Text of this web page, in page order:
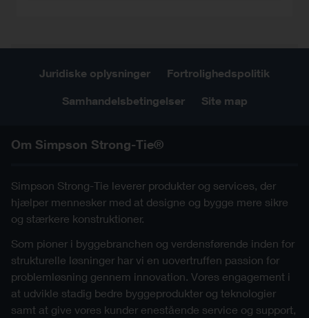
Juridiske oplysninger Fortrolighedspolitik
Samhandelsbetingelser Site map
Om Simpson Strong-Tie®
Simpson Strong-Tie leverer produkter og services, der
hjælper mennesker med at designe og bygge mere sikre
og stærkere konstruktioner.
Som pioner i byggebranchen og verdensførende inden for
strukturelle løsninger har vi en uovertruffen passion for
problemløsning gennem innovation. Vores engagement i
at udvikle stadig bedre byggeprodukter og teknologier
samt at give vores kunder enestående service og support,